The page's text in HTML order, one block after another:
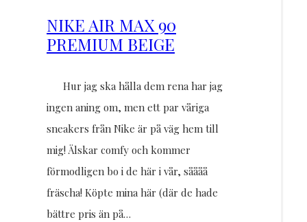
NIKE AIR MAX 90
PREMIUM BEIGE
Hur jag ska hålla dem rena har jag
ingen aning om, men ett par våriga
sneakers från Nike är på väg hem till
mig! Älskar comfy och kommer
förmodligen bo i de här i vår, såååå
fräscha! Köpte mina här (där de hade
bättre pris än på…